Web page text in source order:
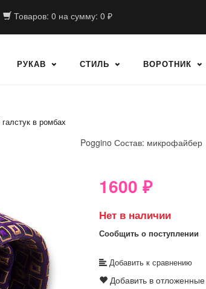
Товаров: 0 на сумму: 0 ₽
РУКАВ СТИЛЬ ВОРОТНИК
в ромбах
Poggino Состав: микрофайбер
1600 ₽
Нет в наличии
Сообщить о поступлении
Добавить к сравнению
Добавить в отложенные